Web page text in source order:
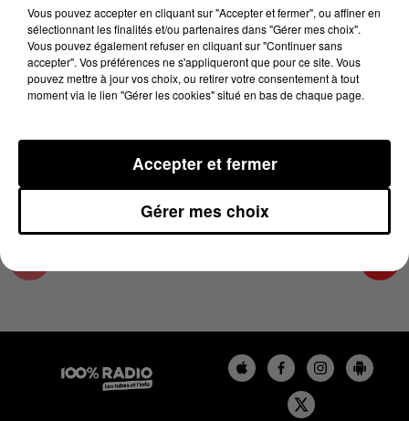
12 décembre 2024 - 4 min 9 sec
LES INFOS DE L'AUDE DU 12/12/2024 À
08H30
Les infos de l'Aude
Vous pouvez accepter en cliquant sur "Accepter et fermer", ou affiner en
sélectionnant les finalités et/ou partenaires dans "Gérer mes choix".
Vous pouvez également refuser en cliquant sur "Continuer sans
accepter". Vos préférences ne s'appliqueront que pour ce site. Vous
pouvez mettre à jour vos choix, ou retirer votre consentement à tout
moment via le lien "Gérer les cookies" situé en bas de chaque page.
Gérer mes choix
Accepter et fermer